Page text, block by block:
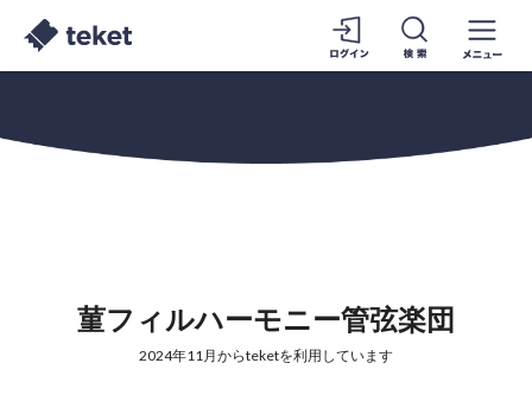
菫フィルハーモニー管弦楽団
2024年11月からteketを利用しています